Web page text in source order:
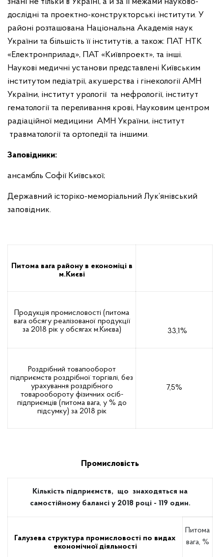
дослідні та проектно-конструкторські інститути. У
районі розташована Національна Академія наук
України та більшість її інститутів, а також: ПАТ НТК
«Електронприлад», ПАТ «Київпроект», та інші.
Наукові медичні установи представлені Київським
інститутом педіатрії, акушерства і гінекології АМН
України, інститут урології та нефрології, інститут
гематології та переливання крові, Науковим центром
радіаційної медицини АМН України, інститут
травматології та ортопедії та іншими.
Заповідники:
ансамбль Софії Київської;
Державний історіко-меморіальний Лук’янівський
заповідник.
Питома вага району в економіці в
м.Києві
Продукція промисловості (питома
вага обсягу реалізованої продукції
за 2018 рік у обсягах м.Києва)
33,1%
Роздрібний товапооборот
підприємств роздрібної торгівлі, без
урахування роздрібного
товарообороту фізичних осіб-
підприємців (питома вага, у % до
підсумку) за 2018 рік
7,5%
Промисловість
Кількість підприємств, що знаходяться на
самостійному балансі у 2018 році - 119 один.
Галузева структура промисловості по видах
економічної діяльності
Питома
вага, %